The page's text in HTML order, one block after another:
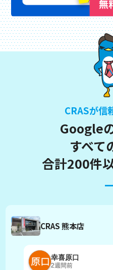
CRASが信
Google
すべて
合計200件
CRAS 熊本店
幸喜原口
2週間前